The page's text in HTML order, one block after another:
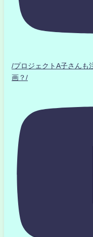
/プロジェクトA子さん
画？/